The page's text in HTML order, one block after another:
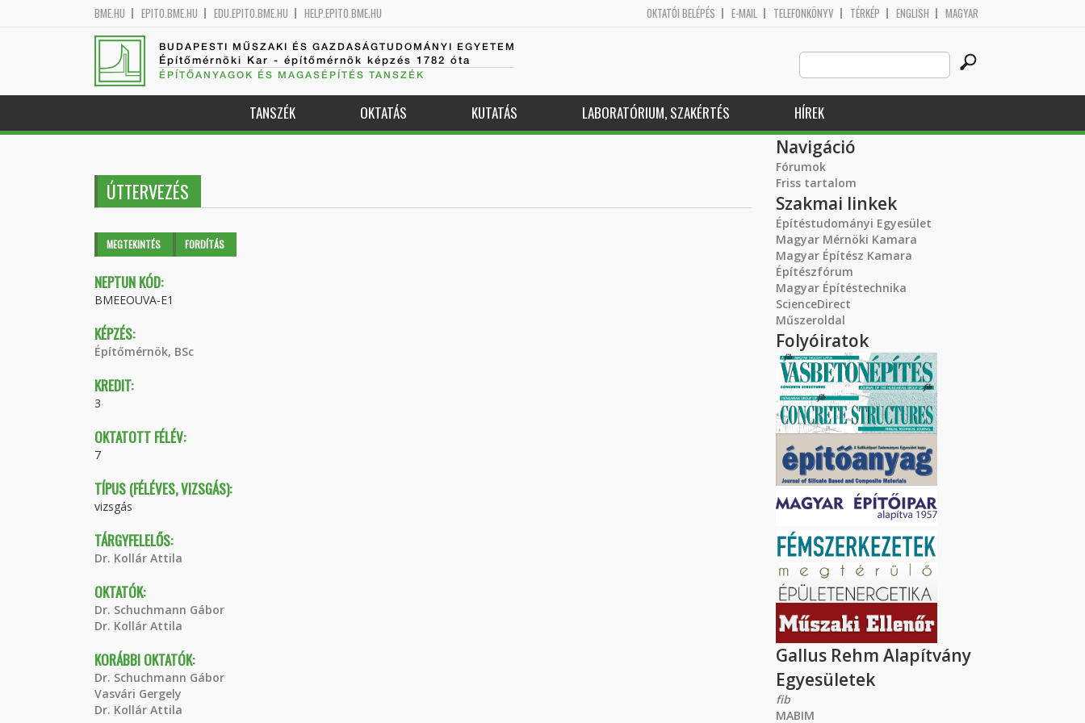
BME.HU EPITO.BME.HU EDU.EPITO.BME.HU HELP.EPITO.BME.HU OKTATÓI BELÉPÉS E-MAIL TELEFONKÖNYV TÉRKÉP ENGLISH MAGYAR
BUDAPESTI MŰSZAKI ÉS GAZDASÁGTUDOMÁNYI EGYETEM
Építőmérnöki Kar - építőmérnök képzés 1782 óta
ÉPÍTŐANYAGOK ÉS MAGASÉPÍTÉS TANSZÉK
Search
this
site
TANSZÉK OKTATÁS KUTATÁS LABORATÓRIUM, SZAKÉRTÉS HÍREK
ÚTTERVEZÉS
Elsődleges fülek
MEGTEKINTÉS (AKTÍVFORDÍTÁS
NEPTUN KÓD:
BMEEOUVA-E1
KÉPZÉS:
Építőmérnök, BSc
KREDIT:
3
OKTATOTT FÉLÉV:
7
TÍPUS (FÉLÉVES, VIZSGÁS):
vizsgás
TÁRGYFELELŐS:
Dr. Kollár Attila
OKTATÓK:
Dr. Schuchmann Gábor
Dr. Kollár Attila
KORÁBBI OKTATÓK:
Dr. Schuchmann Gábor
Vasvári Gergely
Dr. Kollár Attila
Navigáció
Fórumok
Friss tartalom
Szakmai linkek
Építéstudományi Egyesület
Magyar Mérnöki Kamara
Magyar Építész Kamara
Építészfórum
Magyar Építéstechnika
ScienceDirect
Műszeroldal
Folyóiratok
Gallus Rehm Alapítvány
Egyesületek
fib
MABIM